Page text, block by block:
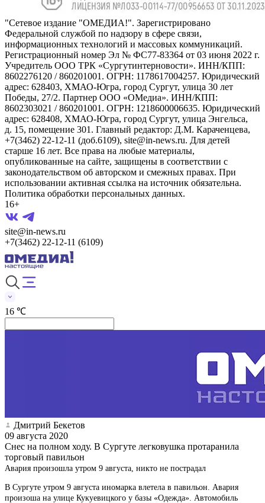
"Сетевое издание "ОМЕДИА!". Зарегистрировано
Федеральной службой по надзору в сфере связи,
информационных технологий и массовых коммуникаций.
Регистрационный номер Эл № ФС77-83364 от 03 июня 2022 г.
Учредитель ООО ТРК «Сургутинтерновости». ИНН/КПП:
8602276120 / 860201001. ОГРН: 1178617004257. Юридический
адрес: 628403, ХМАО-Югра, город Сургут, улица 30 лет
Победы, 27/2. Партнер ООО «ОМедиа». ИНН/КПП:
8602303021 / 860201001. ОГРН: 1218600006635. Юридический
адрес: 628408, ХМАО-Югра, город Сургут, улица Энгельса,
д. 15, помещение 301. Главный редактор: Д.М. Караченцева,
+7(3462) 22-12-11 (доб.6109), site@in-news.ru. Для детей
старше 16 лет. Все права на любые материалы,
опубликованные на сайте, защищены в соответствии с
законодательством об авторском и смежных правах. При
использовании активная ссылка на источник обязательна.
Политика обработки персональных данных.
16+
site@in-news.ru
+7(3462) 22-12-11 (6109)
16 ℃
Дмитрий Бекетов
09 августа 2020
Снес на полном ходу. В Сургуте легковушка протаранила
торговый павильон
Авария произошла утром 9 августа, никто не пострадал
В Сургуте утром 9 августа иномарка влетела в павильон. Авария
произоша на улице Кукуевицкого у базы «Одежда». Автомобиль